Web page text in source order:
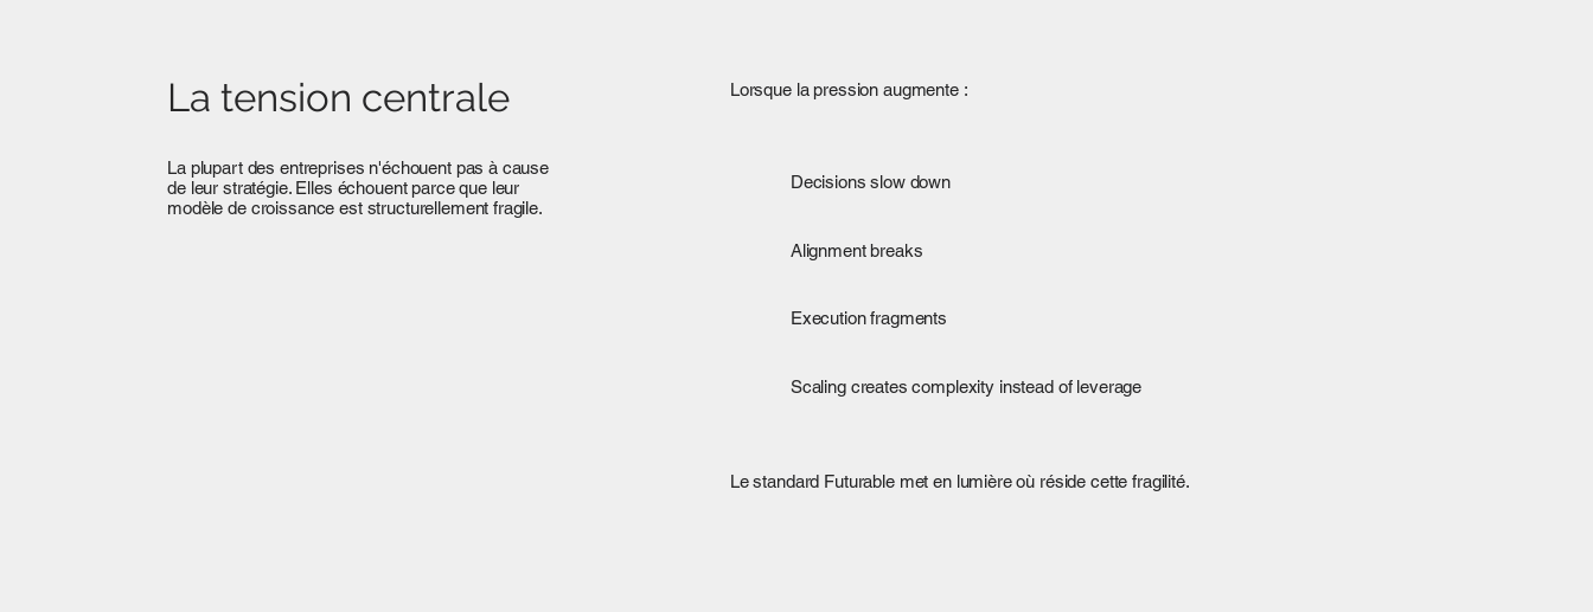
La tension centrale
La plupart des entreprises n'échouent pas à cause
de leur stratégie. Elles échouent parce que leur
modèle de croissance est structurellement fragile.
Lorsque la pression augmente :
Decisions slow down
Alignment breaks
Execution fragments
Scaling creates complexity instead of leverage
Le standard Futurable met en lumière où réside cette fragilité.